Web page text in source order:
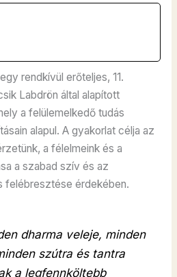
rendkívül erőteljes, 11.
Labdrön által alapított
a felülemelkedő tudás
alapul. A gyakorlat célja az
a félelmeink és a
a szabad szív és az
érdekében.
dharma veleje, minden
szútra és tantra
a legfennköltebb